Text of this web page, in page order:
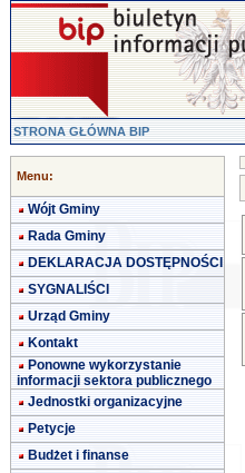
STRONA GŁÓWNA BIP
Menu:
Wójt Gminy
Rada Gminy
DEKLARACJA DOSTĘPNOŚCI
SYGNALIŚCI
Urząd Gminy
Kontakt
Ponowne wykorzystanie
informacji sektora publicznego
Jednostki organizacyjne
Petycje
Budżet i finanse